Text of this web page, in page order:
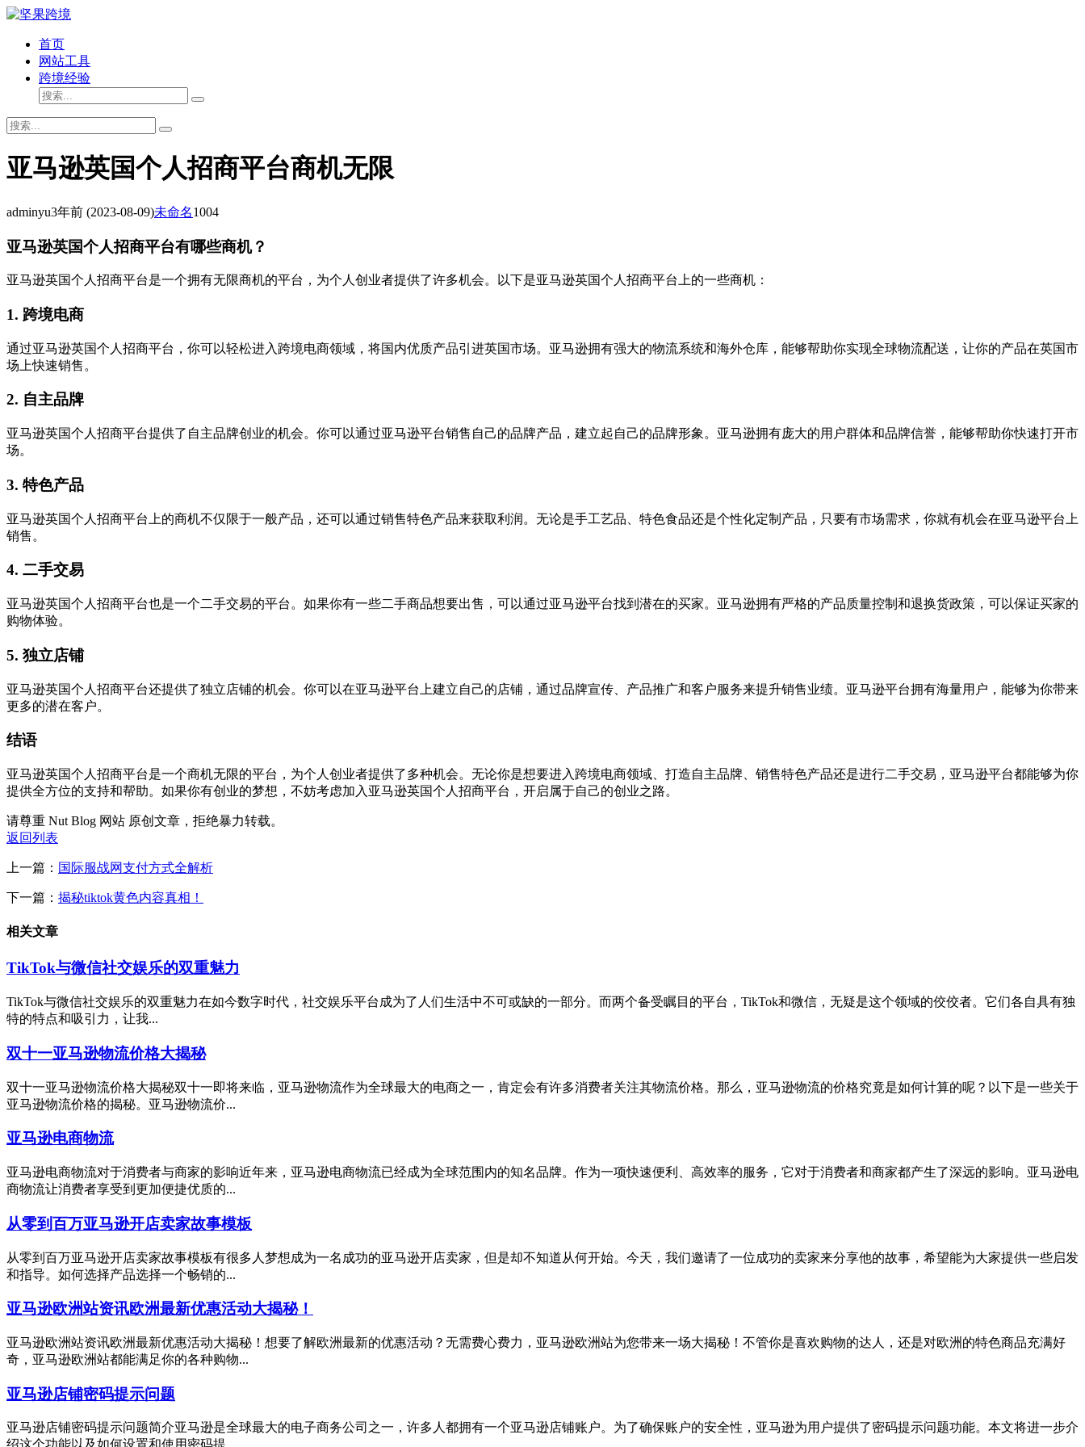
首页
网站工具
跨境经验
亚马逊英国个人招商平台商机无限
adminyu3年前 (2023-08-09)未命名1004
亚马逊英国个人招商平台有哪些商机？
亚马逊英国个人招商平台是一个拥有无限商机的平台，为个人创业者提供了许多机会。以下是亚马逊英国个人招商平台上的一些商机：
1. 跨境电商
通过亚马逊英国个人招商平台，你可以轻松进入跨境电商领域，将国内优质产品引进英国市场。亚马逊拥有强大的物流系统和海外仓库，能够帮助你实现全球物流配送，让你的产品在英国市
场上快速销售。
2. 自主品牌
亚马逊英国个人招商平台提供了自主品牌创业的机会。你可以通过亚马逊平台销售自己的品牌产品，建立起自己的品牌形象。亚马逊拥有庞大的用户群体和品牌信誉，能够帮助你快速打开市
场。
3. 特色产品
亚马逊英国个人招商平台上的商机不仅限于一般产品，还可以通过销售特色产品来获取利润。无论是手工艺品、特色食品还是个性化定制产品，只要有市场需求，你就有机会在亚马逊平台上
销售。
4. 二手交易
亚马逊英国个人招商平台也是一个二手交易的平台。如果你有一些二手商品想要出售，可以通过亚马逊平台找到潜在的买家。亚马逊拥有严格的产品质量控制和退换货政策，可以保证买家的
购物体验。
5. 独立店铺
亚马逊英国个人招商平台还提供了独立店铺的机会。你可以在亚马逊平台上建立自己的店铺，通过品牌宣传、产品推广和客户服务来提升销售业绩。亚马逊平台拥有海量用户，能够为你带来
更多的潜在客户。
结语
亚马逊英国个人招商平台是一个商机无限的平台，为个人创业者提供了多种机会。无论你是想要进入跨境电商领域、打造自主品牌、销售特色产品还是进行二手交易，亚马逊平台都能够为你
提供全方位的支持和帮助。如果你有创业的梦想，不妨考虑加入亚马逊英国个人招商平台，开启属于自己的创业之路。
请尊重 Nut Blog 网站 原创文章，拒绝暴力转载。
返回列表
上一篇： 国际服战网支付方式全解析
下一篇： 揭秘tiktok黄色内容真相！
相关文章
TikTok与微信社交娱乐的双重魅力
TikTok与微信社交娱乐的双重魅力在如今数字时代，社交娱乐平台成为了人们生活中不可或缺的一部分。而两个备受瞩目的平台，TikTok和微信，无疑是这个领域的佼佼者。它们各自具有独
特的特点和吸引力，让我...
双十一亚马逊物流价格大揭秘
双十一亚马逊物流价格大揭秘双十一即将来临，亚马逊物流作为全球最大的电商之一，肯定会有许多消费者关注其物流价格。那么，亚马逊物流的价格究竟是如何计算的呢？以下是一些关于
亚马逊物流价格的揭秘。亚马逊物流价...
亚马逊电商物流
亚马逊电商物流对于消费者与商家的影响近年来，亚马逊电商物流已经成为全球范围内的知名品牌。作为一项快速便利、高效率的服务，它对于消费者和商家都产生了深远的影响。亚马逊电
商物流让消费者享受到更加便捷优质的...
从零到百万亚马逊开店卖家故事模板
从零到百万亚马逊开店卖家故事模板有很多人梦想成为一名成功的亚马逊开店卖家，但是却不知道从何开始。今天，我们邀请了一位成功的卖家来分享他的故事，希望能为大家提供一些启发
和指导。如何选择产品选择一个畅销的...
亚马逊欧洲站资讯欧洲最新优惠活动大揭秘！
亚马逊欧洲站资讯欧洲最新优惠活动大揭秘！想要了解欧洲最新的优惠活动？无需费心费力，亚马逊欧洲站为您带来一场大揭秘！不管你是喜欢购物的达人，还是对欧洲的特色商品充满好
奇，亚马逊欧洲站都能满足你的各种购物...
亚马逊店铺密码提示问题
亚马逊店铺密码提示问题简介亚马逊是全球最大的电子商务公司之一，许多人都拥有一个亚马逊店铺账户。为了确保账户的安全性，亚马逊为用户提供了密码提示问题功能。本文将进一步介